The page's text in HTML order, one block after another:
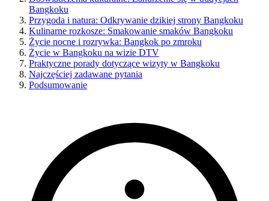
Bangkoku
Przygoda i natura: Odkrywanie dzikiej strony Bangkoku
Kulinarne rozkosze: Smakowanie smaków Bangkoku
Życie nocne i rozrywka: Bangkok po zmroku
Życie w Bangkoku na wizie DTV
Praktyczne porady dotyczące wizyty w Bangkoku
Najczęściej zadawane pytania
Podsumowanie